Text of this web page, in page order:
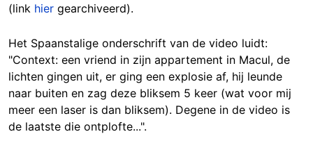
(link hier gearchiveerd).
Het Spaanstalige onderschrift van de video luidt:
"Context: een vriend in zijn appartement in Macul, de
lichten gingen uit, er ging een explosie af, hij leunde
naar buiten en zag deze bliksem 5 keer (wat voor mij
meer een laser is dan bliksem). Degene in de video is
de laatste die ontplofte...".